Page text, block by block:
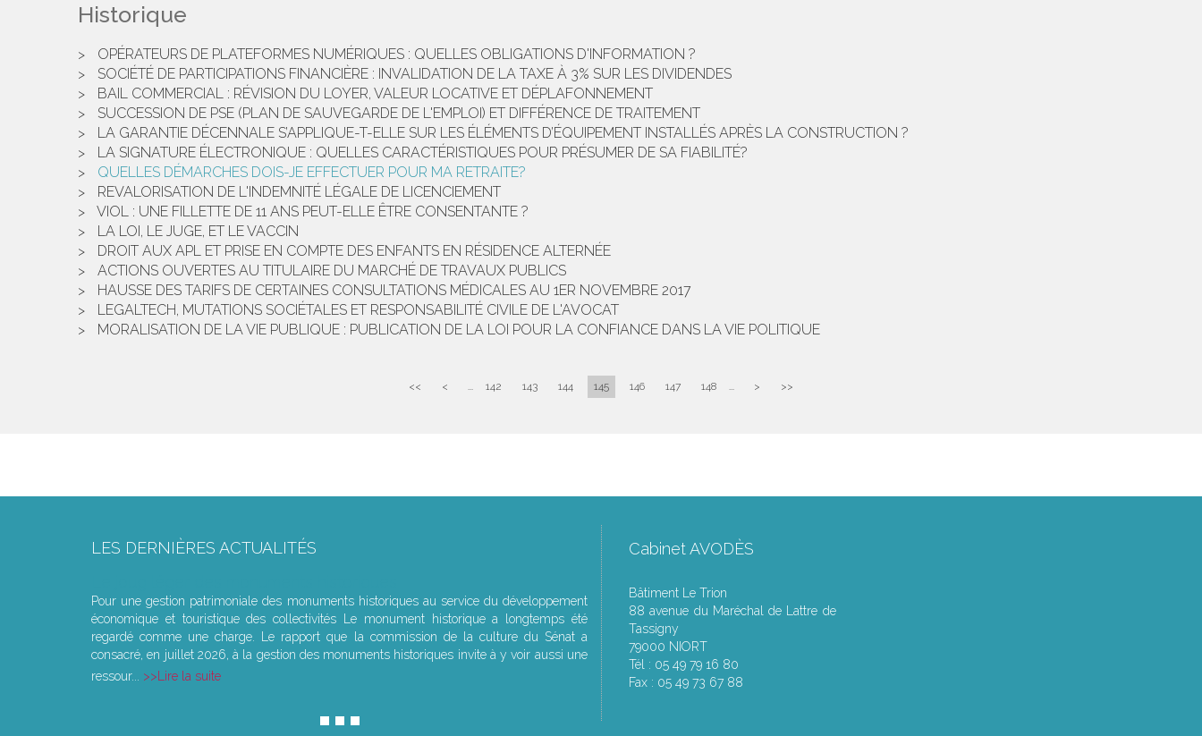
Historique
OPÉRATEURS DE PLATEFORMES NUMÉRIQUES : QUELLES OBLIGATIONS D'INFORMATION ?
SOCIÉTÉ DE PARTICIPATIONS FINANCIÈRE : INVALIDATION DE LA TAXE À 3% SUR LES DIVIDENDES
BAIL COMMERCIAL : RÉVISION DU LOYER, VALEUR LOCATIVE ET DÉPLAFONNEMENT
SUCCESSION DE PSE (PLAN DE SAUVEGARDE DE L'EMPLOI) ET DIFFÉRENCE DE TRAITEMENT
LA GARANTIE DÉCENNALE S’APPLIQUE-T-ELLE SUR LES ÉLÉMENTS D’ÉQUIPEMENT INSTALLÉS APRÈS LA CONSTRUCTION ?
LA SIGNATURE ÉLECTRONIQUE : QUELLES CARACTÉRISTIQUES POUR PRÉSUMER DE SA FIABILITÉ?
QUELLES DÉMARCHES DOIS-JE EFFECTUER POUR MA RETRAITE?
REVALORISATION DE L'INDEMNITÉ LÉGALE DE LICENCIEMENT
VIOL : UNE FILLETTE DE 11 ANS PEUT-ELLE ÊTRE CONSENTANTE ?
LA LOI, LE JUGE, ET LE VACCIN
DROIT AUX APL ET PRISE EN COMPTE DES ENFANTS EN RÉSIDENCE ALTERNÉE
ACTIONS OUVERTES AU TITULAIRE DU MARCHÉ DE TRAVAUX PUBLICS
HAUSSE DES TARIFS DE CERTAINES CONSULTATIONS MÉDICALES AU 1ER NOVEMBRE 2017
LEGALTECH, MUTATIONS SOCIÉTALES ET RESPONSABILITÉ CIVILE DE L'AVOCAT
MORALISATION DE LA VIE PUBLIQUE : PUBLICATION DE LA LOI POUR LA CONFIANCE DANS LA VIE POLITIQUE
<< < ... 142 143 144 145 146 147 148 ... > >>
LES DERNIÈRES ACTUALITÉS
Pour une gestion patrimoniale des monuments historiques au service du développement
économique et touristique des collectivités Le monument historique a longtemps été
regardé comme une charge. Le rapport que la commission de la culture du Sénat a
consacré, en juillet 2026, à la gestion des monuments historiques invite à y voir aussi une
ressour...
Lire la suite
Cabinet AVODÈS
Bâtiment Le Trion
88 avenue du Maréchal de Lattre de
Tassigny
79000 NIORT
Tél : 05 49 79 16 80
Fax : 05 49 73 67 88